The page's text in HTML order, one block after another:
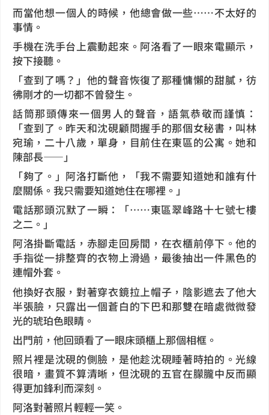
而當他想一個人的時候，他總會做一些……不太好的
事情。
手機在洗手台上震動起來。阿洛看了一眼來電顯示，
按下接聽。
「查到了嗎？」他的聲音恢復了那種慵懶的甜膩，彷
彿剛才的一切都不曾發生。
話筒那頭傳來一個男人的聲音，語氣恭敬而謹慎：
「查到了。昨天和沈硯顧問握手的那個女秘書，叫林
宛瑜，二十八歲，單身，目前住在東區的公寓。她和
陳部長——」
「夠了。」阿洛打斷他，「我不需要知道她和誰有什
麼關係。我只需要知道她住在哪裡。」
電話那頭沉默了一瞬：「……東區翠峰路十七號七樓
之二。」
阿洛掛斷電話，赤腳走回房間，在衣櫃前停下。他的
手指從一排整齊的衣物上滑過，最後抽出一件黑色的
連帽外套。
他換好衣服，對著穿衣鏡拉上帽子，陰影遮去了他大
半張臉，只露出一個蒼白的下巴和那雙在暗處微微發
光的琥珀色眼睛。
出門前，他回頭看了一眼床頭櫃上那個相框。
照片裡是沈硯的側臉，是他趁沈硯睡著時拍的。光線
很暗，畫質不算清晰，但沈硯的五官在朦朧中反而顯
得更加鋒利而深刻。
阿洛對著照片輕輕一笑。